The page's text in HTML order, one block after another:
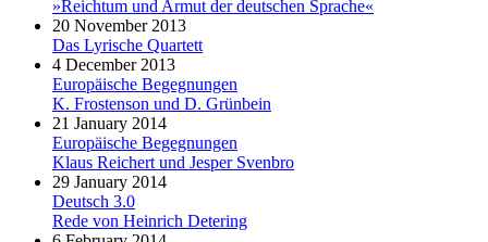
»Reichtum und Armut der deutschen Sprache«
20 November 2013
Das Lyrische Quartett
4 December 2013
Europäische Begegnungen
K. Frostenson und D. Grünbein
21 January 2014
Europäische Begegnungen
Klaus Reichert und Jesper Svenbro
29 January 2014
Deutsch 3.0
Rede von Heinrich Detering